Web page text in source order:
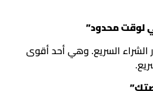
الشراء السريع. وهي أحد أقوى